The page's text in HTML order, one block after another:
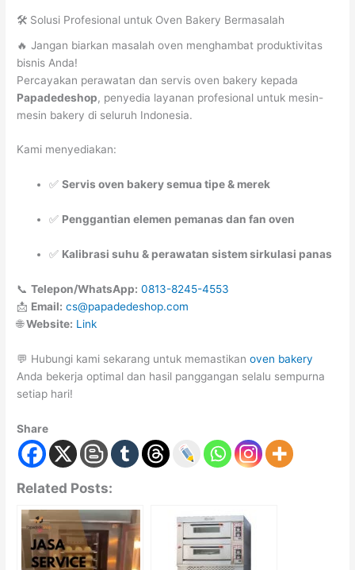
🛠️ Solusi Profesional untuk Oven Bakery Bermasalah
🔥 Jangan biarkan masalah oven menghambat produktivitas
bisnis Anda!
Percayakan perawatan dan servis oven bakery kepada
Papadedeshop, penyedia layanan profesional untuk mesin-
mesin bakery di seluruh Indonesia.
Kami menyediakan:
✅Servis oven bakery semua tipe & merek
✅ Penggantian elemen pemanas dan fan oven
✅ Kalibrasi suhu & perawatan sistem sirkulasi panas
📞Telepon/WhatsApp: 0813-8245-4553
📩 Email: cs@papadedeshop.com
🌐Website: Link
💬 Hubungi kami sekarang untuk memastikanoven bakery
Anda bekerja optimal dan hasil panggangan selalu sempurna
setiap hari!
Share
Related Posts: